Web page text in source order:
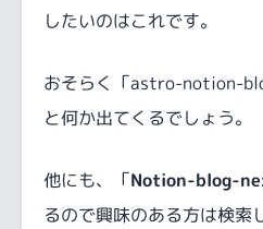
したいのはこれです。
おそらく「astro-notion-
と何か出てくるでしょう。
他にも、「Notion-blog-
るので興味のある方は検索